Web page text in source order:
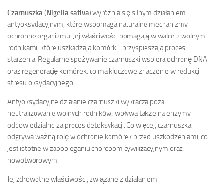
Czarnuszka(Nigella sativa) wyróżnia się silnym działaniem
antyoksydacyjnym, które wspomaga naturalne mechanizmy
ochronne organizmu. Jej właściwości pomagają w walce z wolnymi
rodnikami, które uszkadzają komórki i przyspieszają proces
starzenia. Regularne spożywanie czarnuszki wspiera ochronę DNA
oraz regenerację komórek, co ma kluczowe znaczenie w redukcji
stresu oksydacyjnego.
Antyoksydacyjne działanie czarnuszki wykracza poza
neutralizowanie wolnych rodników; wpływa także na enzymy
odpowiedzialne za proces detoksykacji. Co więcej, czarnuszka
odgrywa ważną rolę w ochronie komórek przed uszkodzeniami, co
jest istotne w zapobieganiu chorobom cywilizacyjnym oraz
nowotworowym.
Jej zdrowotne właściwości, związane z działaniem